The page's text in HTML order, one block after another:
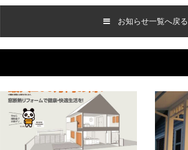
お知らせ一覧へ戻る